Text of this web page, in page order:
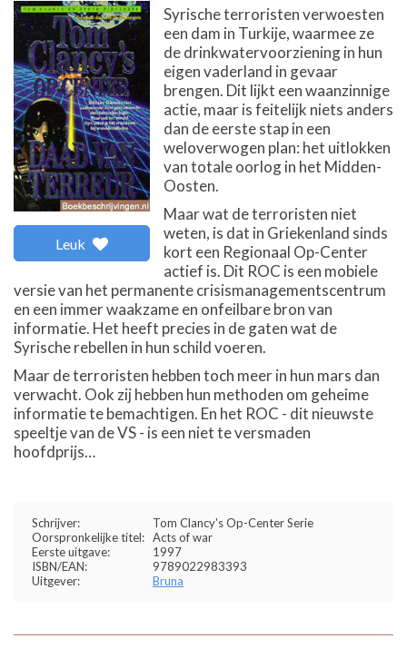
Leuk
Syrische terroristen verwoesten
een dam in Turkije, waarmee ze
de drinkwatervoorziening in hun
eigen vaderland in gevaar
brengen. Dit lijkt een waanzinnige
actie, maar is feitelijk niets anders
dan de eerste stap in een
weloverwogen plan: het uitlokken
van totale oorlog in het Midden-
Oosten.
Maar wat de terroristen niet
weten, is dat in Griekenland sinds
kort een Regionaal Op-Center
actief is. Dit ROC is een mobiele
versie van het permanente crisismanagementscentrum
en een immer waakzame en onfeilbare bron van
informatie. Het heeft precies in de gaten wat de
Syrische rebellen in hun schild voeren.
Maar de terroristen hebben toch meer in hun mars dan
verwacht. Ook zij hebben hun methoden om geheime
informatie te bemachtigen. En het ROC - dit nieuwste
speeltje van de VS - is een niet te versmaden
hoofdprijs…
Schrijver:
Tom Clancy's Op-Center Serie
Oorspronkelijke titel: Acts of war
Eerste uitgave:
1997
ISBN/EAN:
9789022983393
Uitgever:
Bruna